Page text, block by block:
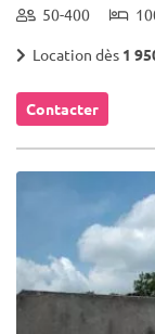
50-400
Location dès 1
Contacter